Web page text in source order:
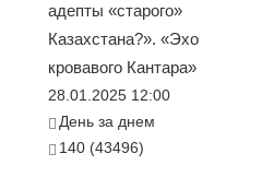
адепты «старого»
Казахстана?». «Эхо
кровавого Кантара»
28.01.2025 12:00
День за днем
140 (43496)